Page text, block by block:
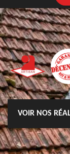
VOIR NOS